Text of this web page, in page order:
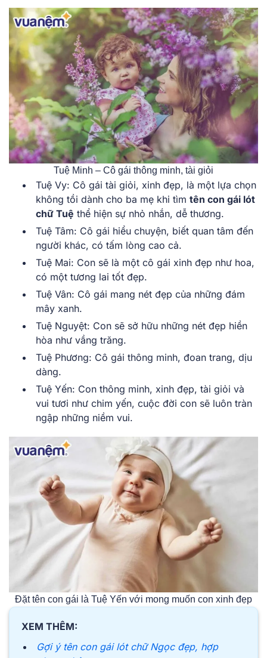
Tuệ Minh – Cô gái thông minh, tài giỏi
Tuệ Vy: Cô gái tài giỏi, xinh đẹp, là một lựa chọn
không tồi dành cho ba mẹ khi tìm tên con gái lót
chữ Tuệ thể hiện sự nhỏ nhắn, dễ thương.
Tuệ Tâm: Cô gái hiểu chuyện, biết quan tâm đến
người khác, có tấm lòng cao cả.
Tuệ Mai: Con sẽ là một cô gái xinh đẹp như hoa,
có một tương lai tốt đẹp.
Tuệ Vân: Cô gái mang nét đẹp của những đám
mây xanh.
Tuệ Nguyệt: Con sẽ sở hữu những nét đẹp hiền
hòa như vầng trăng.
Tuệ Phương: Cô gái thông minh, đoan trang, dịu
dàng.
Tuệ Yến: Con thông minh, xinh đẹp, tài giỏi và
vui tươi như chim yến, cuộc đời con sẽ luôn tràn
ngập những niềm vui.
Đặt tên con gái là Tuệ Yến với mong muốn con xinh đẹp
XEM THÊM:
Gợi ý tên con gái lót chữ Ngọc đẹp, hợp